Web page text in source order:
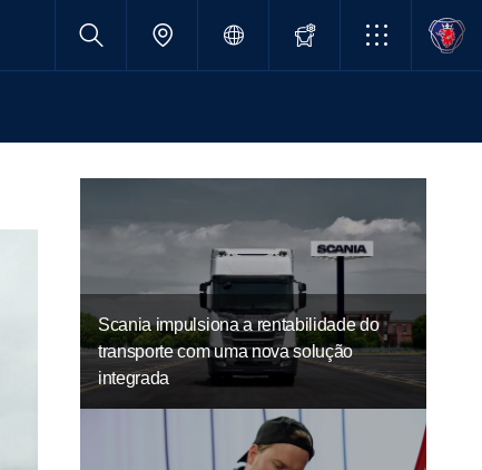
Scania impulsiona a rentabilidade do
transporte com uma nova solução
integrada